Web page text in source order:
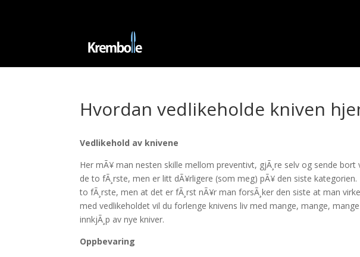
Hvordan vedlikeholde kniven
Vedlikehold av knivene
Her mÃ¥ man nesten skille mellom preventivt, gjÃ¸re selv og sende
de to fÃ¸rste, men er litt dÃ¥rligere (som meg) pÃ¥ den siste
to fÃ¸rste, men at det er fÃ¸rst nÃ¥r man forsÃ¸ker den siste at man
med vedlikeholdet vil du forlenge knivens liv med mange, mange,
innkjÃ¸p av nye kniver.
Oppbevaring